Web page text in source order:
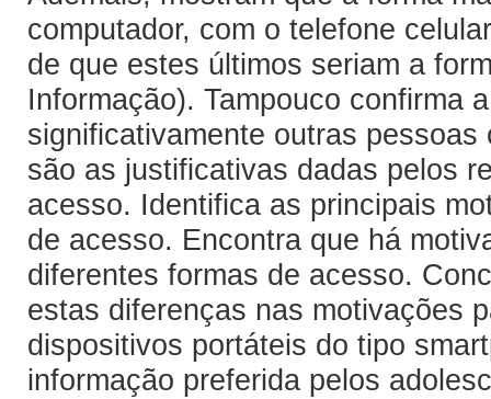
computador, com o telefone
de que estes últimos seriam a
Informação). Tampouco confirma
significativamente outras
são as justificativas dadas pelos
acesso. Identifica as principais
de acesso. Encontra que há
diferentes formas de acesso.
estas diferenças nas motivações
dispositivos portáteis do tipo
informação preferida pelos